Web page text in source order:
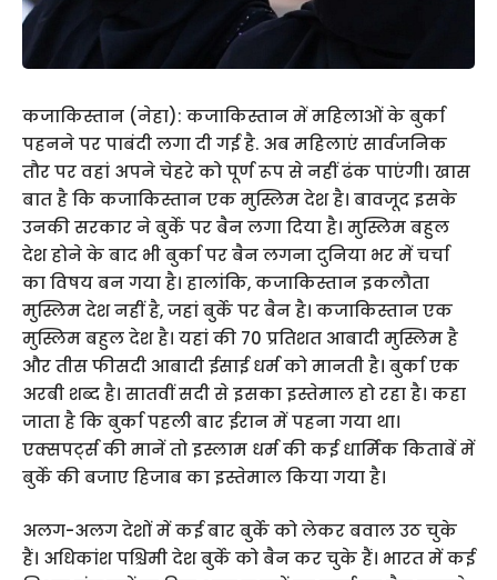
कजाकिस्तान (नेहा): कजाकिस्तान में महिलाओं के बुर्का
पहनने पर पाबंदी लगा दी गई है. अब महिलाएं सार्वजनिक
तौर पर वहां अपने चेहरे को पूर्ण रूप से नहीं ढंक पाएंगी। खास
बात है कि कजाकिस्तान एक मुस्लिम देश है। बावजूद इसके
उनकी सरकार ने बुर्के पर बैन लगा दिया है। मुस्लिम बहुल
देश होने के बाद भी बुर्का पर बैन लगना दुनिया भर में चर्चा
का विषय बन गया है। हालांकि, कजाकिस्तान इकलौता
मुस्लिम देश नहीं है, जहां बुर्के पर बैन है। कजाकिस्तान एक
मुस्लिम बहुल देश है। यहां की 70 प्रतिशत आबादी मुस्लिम है
और तीस फीसदी आबादी ईसाई धर्म को मानती है। बुर्का एक
अरबी शब्द है। सातवीं सदी से इसका इस्तेमाल हो रहा है। कहा
जाता है कि बुर्का पहली बार ईरान में पहना गया था।
एक्सपर्ट्स की मानें तो इस्लाम धर्म की कई धार्मिक किताबें में
बुर्के की बजाए हिजाब का इस्तेमाल किया गया है।
अलग-अलग देशों में कई बार बुर्के को लेकर बवाल उठ चुके
हैं। अधिकांश पश्चिमी देश बुर्के को बैन कर चुके हैं। भारत में कई